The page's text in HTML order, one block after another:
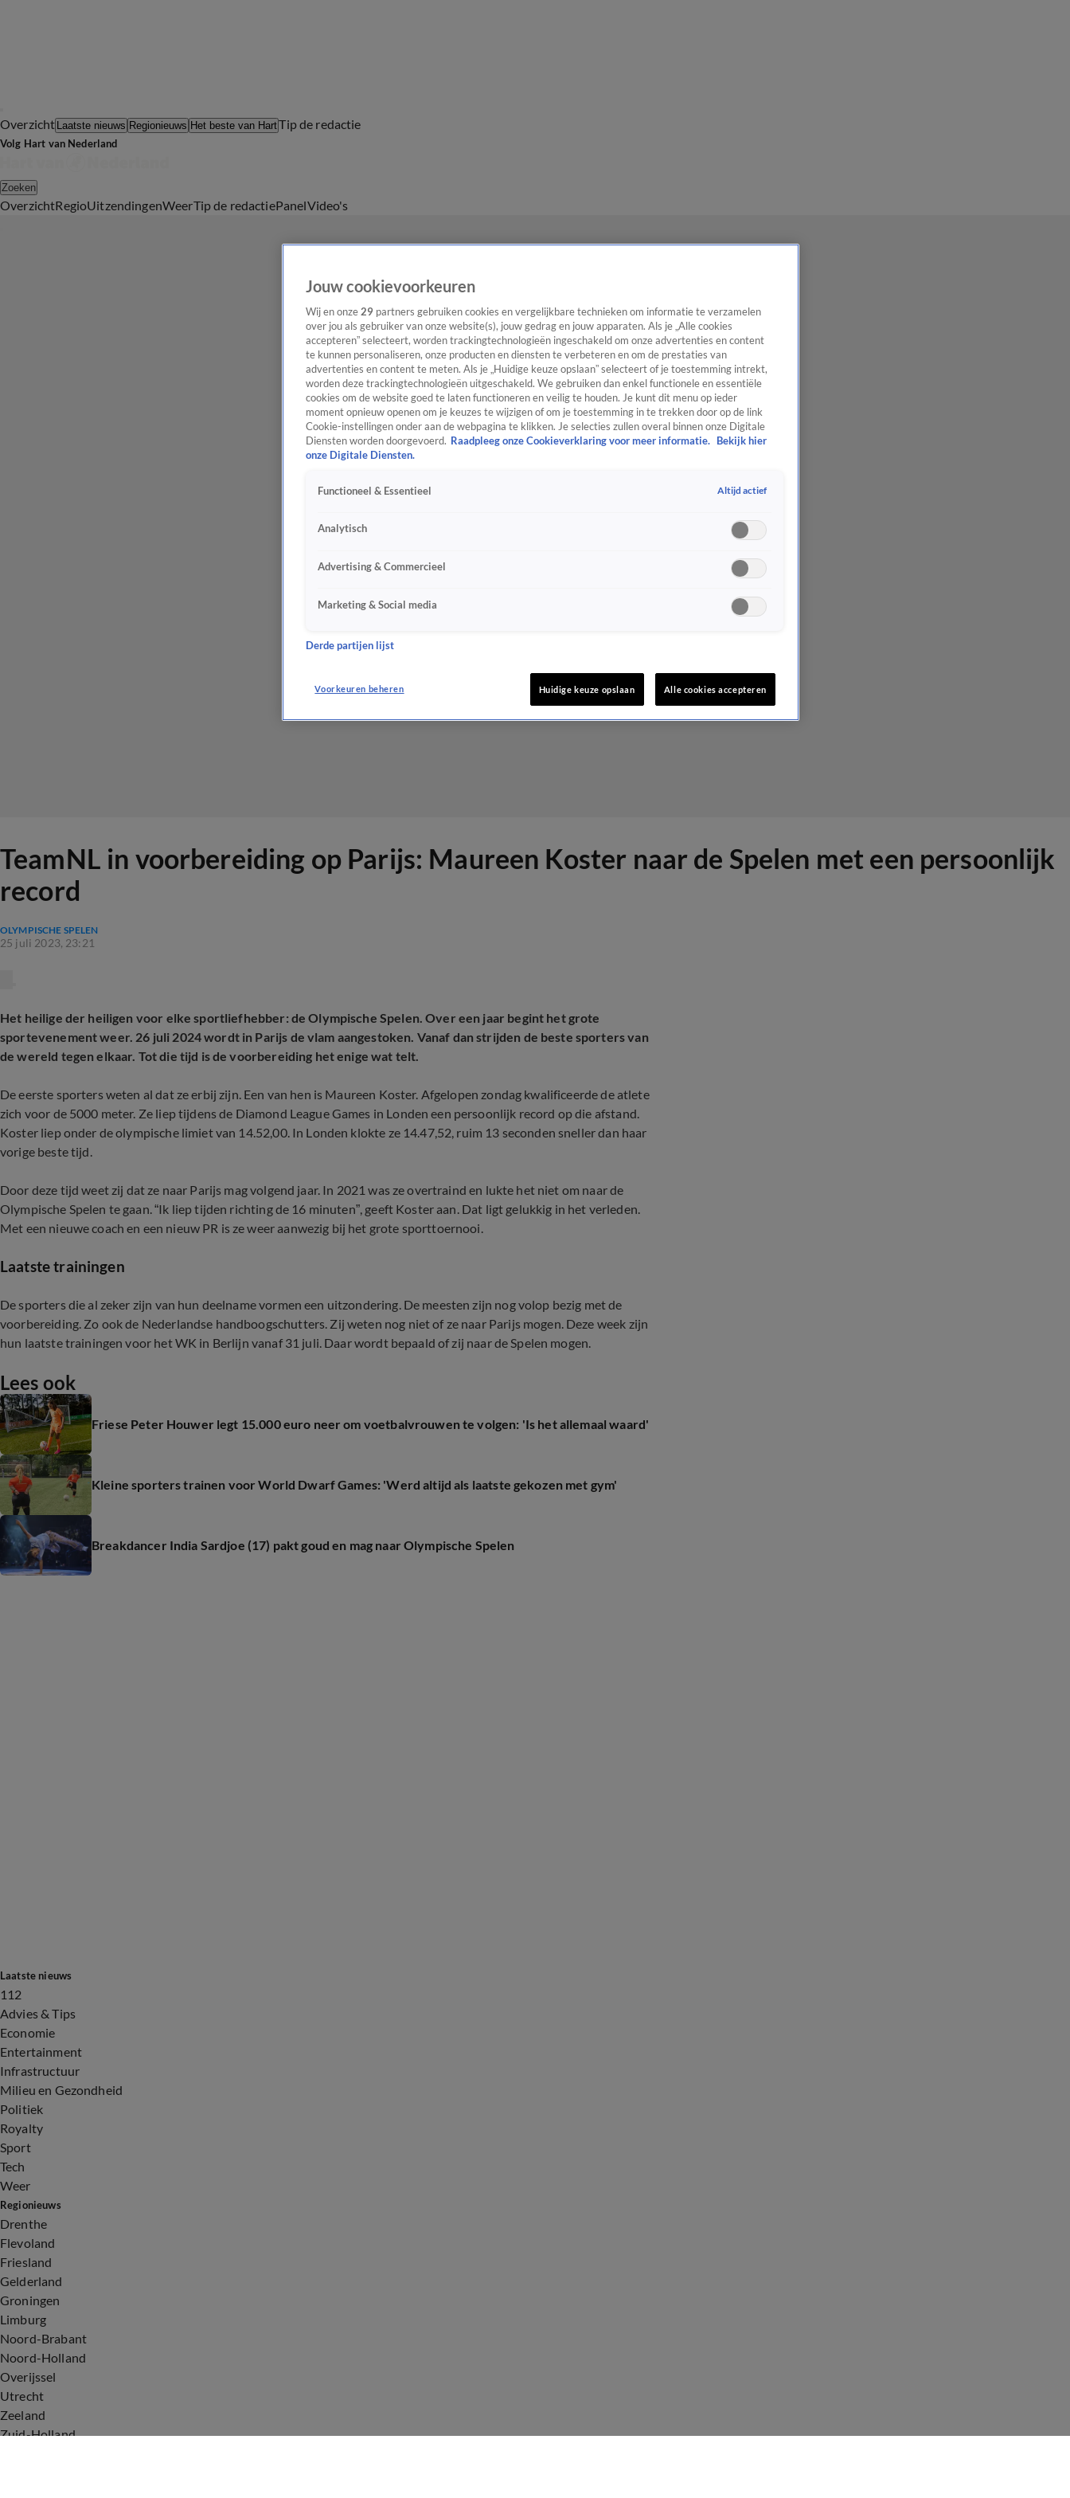
Overzicht Laatste nieuws Regionieuws Het beste van HartTip de redactie
Volg Hart van Nederland
Zoeken
OverzichtRegioUitzendingenWeerTip de redactiePanelVideo's
TeamNL in voorbereiding op Parijs: Maureen Koster naar de Spelen met een persoonlijk
record
OLYMPISCHE SPELEN
25 juli 2023, 23:21
Het heilige der heiligen voor elke sportliefhebber: de Olympische Spelen. Over een jaar begint het grote
sportevenement weer. 26 juli 2024 wordt in Parijs de vlam aangestoken. Vanaf dan strijden de beste sporters van
de wereld tegen elkaar. Tot die tijd is de voorbereiding het enige wat telt.
De eerste sporters weten al dat ze erbij zijn. Een van hen is Maureen Koster. Afgelopen zondag kwalificeerde de atlete
zich voor de 5000 meter. Ze liep tijdens de Diamond League Games in Londen een persoonlijk record op die afstand.
Koster liep onder de olympische limiet van 14.52,00. In Londen klokte ze 14.47,52, ruim 13 seconden sneller dan haar
vorige beste tijd.
Door deze tijd weet zij dat ze naar Parijs mag volgend jaar. In 2021 was ze overtraind en lukte het niet om naar de
Olympische Spelen te gaan. “Ik liep tijden richting de 16 minuten”, geeft Koster aan. Dat ligt gelukkig in het verleden.
Met een nieuwe coach en een nieuw PR is ze weer aanwezig bij het grote sporttoernooi.
Laatste trainingen
De sporters die al zeker zijn van hun deelname vormen een uitzondering. De meesten zijn nog volop bezig met de
voorbereiding. Zo ook de Nederlandse handboogschutters. Zij weten nog niet of ze naar Parijs mogen. Deze week zijn
hun laatste trainingen voor het WK in Berlijn vanaf 31 juli. Daar wordt bepaald of zij naar de Spelen mogen.
Lees ook
Friese Peter Houwer legt 15.000 euro neer om voetbalvrouwen te volgen: 'Is het allemaal waard'
Kleine sporters trainen voor World Dwarf Games: 'Werd altijd als laatste gekozen met gym'
Breakdancer India Sardjoe (17) pakt goud en mag naar Olympische Spelen
Laatste nieuws
112
Advies & Tips
Economie
Entertainment
Infrastructuur
Milieu en Gezondheid
Politiek
Royalty
Sport
Tech
Weer
Regionieuws
Drenthe
Flevoland
Friesland
Gelderland
Groningen
Limburg
Noord-Brabant
Noord-Holland
Overijssel
Utrecht
Zeeland
Zuid-Holland
Jouw cookievoorkeuren
Wij en onze 29 partners gebruiken cookies en vergelijkbare technieken om informatie te verzamelen
over jou als gebruiker van onze website(s), jouw gedrag en jouw apparaten. Als je „Alle cookies
accepteren” selecteert, worden trackingtechnologieën ingeschakeld om onze advertenties en content
te kunnen personaliseren, onze producten en diensten te verbeteren en om de prestaties van
advertenties en content te meten. Als je „Huidige keuze opslaan” selecteert of je toestemming intrekt,
worden deze trackingtechnologieën uitgeschakeld. We gebruiken dan enkel functionele en essentiële
cookies om de website goed te laten functioneren en veilig te houden. Je kunt dit menu op ieder
moment opnieuw openen om je keuzes te wijzigen of om je toestemming in te trekken door op de link
Cookie-instellingen onder aan de webpagina te klikken. Je selecties zullen overal binnen onze Digitale
Diensten worden doorgevoerd. Raadpleeg onze Cookieverklaring voor meer informatie.
Bekijk hier
onze Digitale Diensten.
Functioneel & Essentieel Altijd actief
Analytisch
Advertising & Commercieel
Marketing & Social media
Derde partijen lijst
Voorkeuren beheren Huidige keuze opslaan Alle cookies accepteren